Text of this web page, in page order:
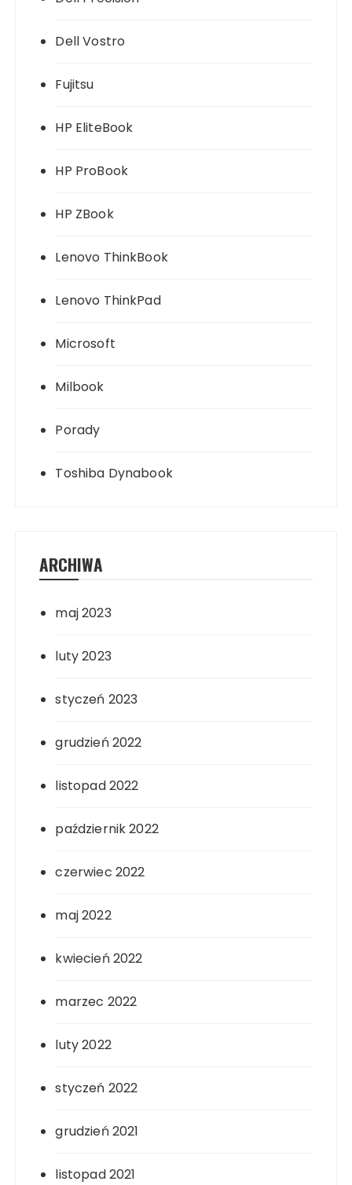
Dell Vostro
Fujitsu
HP EliteBook
HP ProBook
HP ZBook
Lenovo ThinkBook
Lenovo ThinkPad
Microsoft
Milbook
Porady
Toshiba Dynabook
ARCHIWA
maj 2023
luty 2023
styczeń 2023
grudzień 2022
listopad 2022
październik 2022
czerwiec 2022
maj 2022
kwiecień 2022
marzec 2022
luty 2022
styczeń 2022
grudzień 2021
listopad 2021